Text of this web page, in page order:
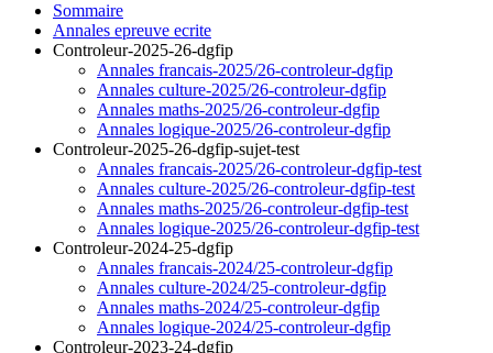
Sommaire
Annales epreuve ecrite
Controleur-2025-26-dgfip
Annales francais-2025/26-controleur-dgfip
Annales culture-2025/26-controleur-dgfip
Annales maths-2025/26-controleur-dgfip
Annales logique-2025/26-controleur-dgfip
Controleur-2025-26-dgfip-sujet-test
Annales francais-2025/26-controleur-dgfip-test
Annales culture-2025/26-controleur-dgfip-test
Annales maths-2025/26-controleur-dgfip-test
Annales logique-2025/26-controleur-dgfip-test
Controleur-2024-25-dgfip
Annales francais-2024/25-controleur-dgfip
Annales culture-2024/25-controleur-dgfip
Annales maths-2024/25-controleur-dgfip
Annales logique-2024/25-controleur-dgfip
Controleur-2023-24-dgfip